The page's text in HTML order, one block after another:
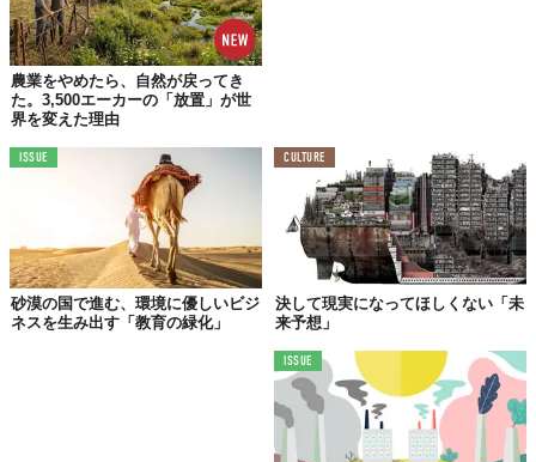
マ”に鑑みれば、本来私たちに求められている
然に対する尊敬と畏怖から見出すことができそうです。
デンマークの打ち出した施策とはまさに自然に対する尊敬と畏怖
に裏打ちされた、地球との調和を目的とするものと見ることもで
芽を見ることができるんです。
たとえば私たち日本人は太古の昔から、この尊敬と畏怖と共に自
然と共存してきました。土地の神を畏れ敬い祠を建てていた様子
は、まさに現代に繋がる自然保護の一つの形であると言うことが
できます。
適当な距離を保ちながら干渉しすぎず、でも放置しすぎず。こう
した態度が調和という名の下、尊敬と畏怖という言葉たちによっ
て表されていると考えることができます。デンマークが挑戦を始
めたように、絶妙な地球と人間との関係性を構築していくことが
私たちには迫られているのかもしれませんね。
Denmark will plant 1 billion trees and convert 10% of farmland into forest
農業をやめたら、自然が戻ってき
た。3,500エーカーの「放置」が世
界を変えた理由
ISSUE
砂漠の国で進む、環境に優しいビジ
ネスを生み出す「教育の緑化」
CULTURE
決して現実になってほしくない「未
来予想」
ISSUE